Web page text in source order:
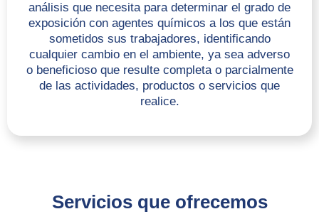
análisis que necesita para determinar el grado de
exposición con agentes químicos a los que están
sometidos sus trabajadores, identificando
cualquier cambio en el ambiente, ya sea adverso
o beneficioso que resulte completa o parcialmente
de las actividades, productos o servicios que
realice.
Servicios que ofrecemos